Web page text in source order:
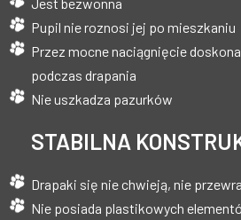
Jest bezwonna
Pupil nie roznosi jej po mieszkaniu
Przez mocne naciągnięcie
podczas drapania
Nie uszkadza pazurków
STABILNA
Drapaki się nie chwieją, nie
Nie posiada plastikowych